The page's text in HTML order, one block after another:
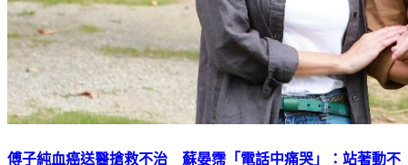
傅子純血癌送醫搶救不治 蘇晏霈「電話中痛哭」：站著動不